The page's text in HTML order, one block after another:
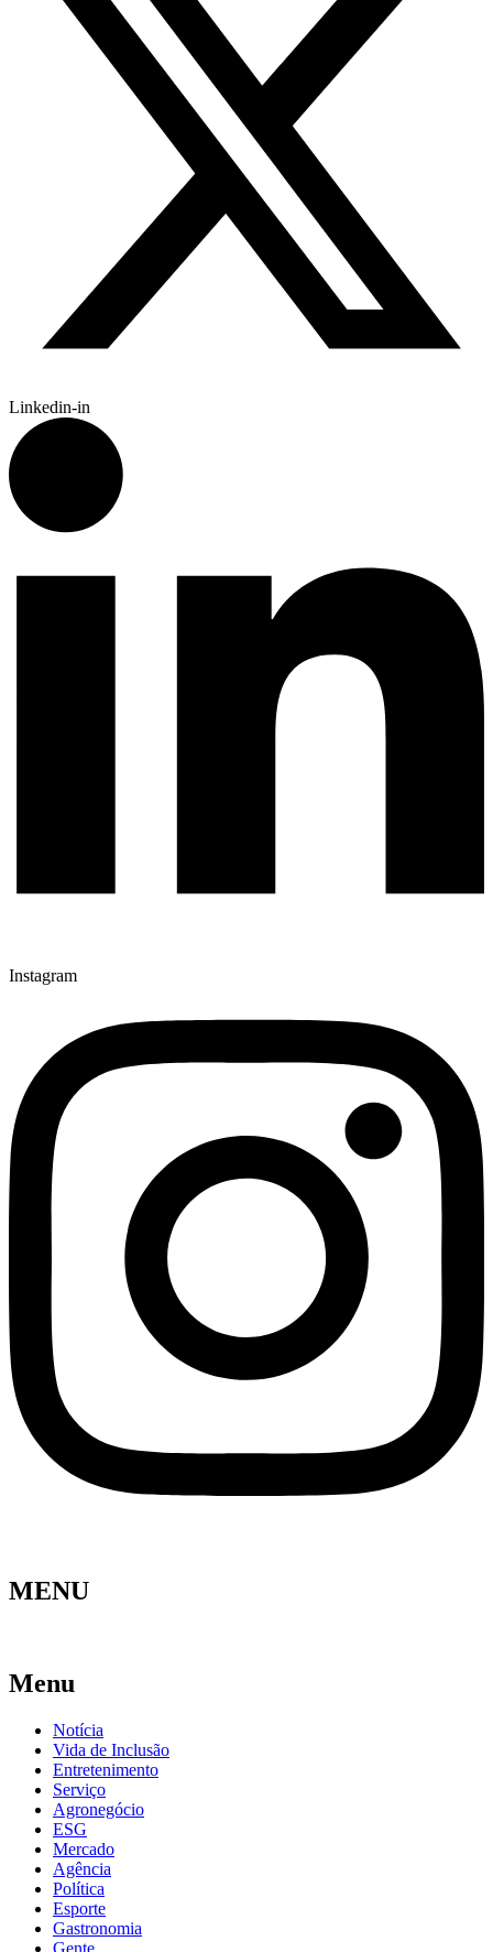
Linkedin-in
Instagram
MENU
Menu
Notícia
Vida de Inclusão
Entretenimento
Serviço
Agronegócio
ESG
Mercado
Agência
Política
Esporte
Gastronomia